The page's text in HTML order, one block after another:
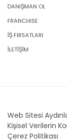
DANIŞMAN OL
FRANCHISE
İŞ FIRSATLARI
İLETİŞİM
Web Sitesi
Kişisel Verilerin
Çerez Politikası